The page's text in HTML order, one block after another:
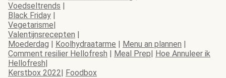
Voedseltrends |
Black Friday |
Vegetarisme|
Valentijnsrecepten |
Moederdag | Koolhydraatarme | Menu an plannen |
Comment resilier Hellofresh | Meal Prep| Hoe Annuleer ik
Hellofresh|
Kerstbox 2022| Foodbox